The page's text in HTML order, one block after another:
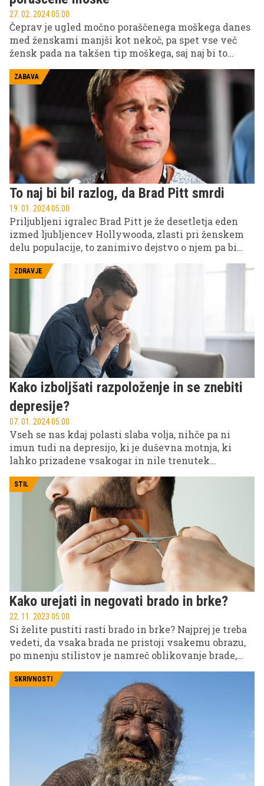
27. 02. 2024 05.00
Čeprav je ugled močno poraščenega moškega danes
med ženskami manjši kot nekoč, pa spet vse več
žensk pada na takšen tip moškega, saj naj bi to
ZABAVA
To naj bi bil razlog, da Brad Pitt smrdi
19. 01. 2024 05.00
Priljubljeni igralec Brad Pitt je že desetletja eden
izmed ljubljencev Hollywooda, zlasti pri ženskem
delu populacije, to zanimivo dejstvo o njem pa bi
utegnilo zamajati njegov ugled in sloves.
ZDRAVJE
Kako izboljšati razpoloženje in se znebiti
depresije?
07. 01. 2024 05.00
Vseh se nas kdaj polasti slaba volja, nihče pa ni
imun tudi na depresijo, ki je duševna motnja, ki
lahko prizadene vsakogar in nile trenutek
otožnosti ali žalosti. Povzroči utrujenost, odvečnost,
občutek nemoči in obupa, izčrpanost in nevrednost.
Pojavi se bolečina, za katero zdravniki ne poznajo
organskega vzroka. Nedavno smo obeleževali
najbolj depresiven dan v letu – strokovnjaki
opozarjajo na negativne posledice takšni dni, ki
dajejo poceni izgovor za negativno počutje. Ali je ta
dan res to, za kar se razglaša ali ne, niti ni
pomembno, bolj je pomembno, da znamo ukrepati,
ko se nas poloti slaba volja ali depresija in ji znamo
preprečiti načrte. Ste vedeli, da je depresija pri
ženkah dvakrat do trikrat pogostejša kot pri
moških?
STIL
Kako urejati in negovati brado in brke?
22. 11. 2023 05.00
Si želite pustiti rasti brado in brke? Najprej je treba
vedeti, da vsaka brada ne pristoji vsakemu obrazu,
po mnenju stilistov je namreč oblikovanje brade,
SKRIVNOSTI